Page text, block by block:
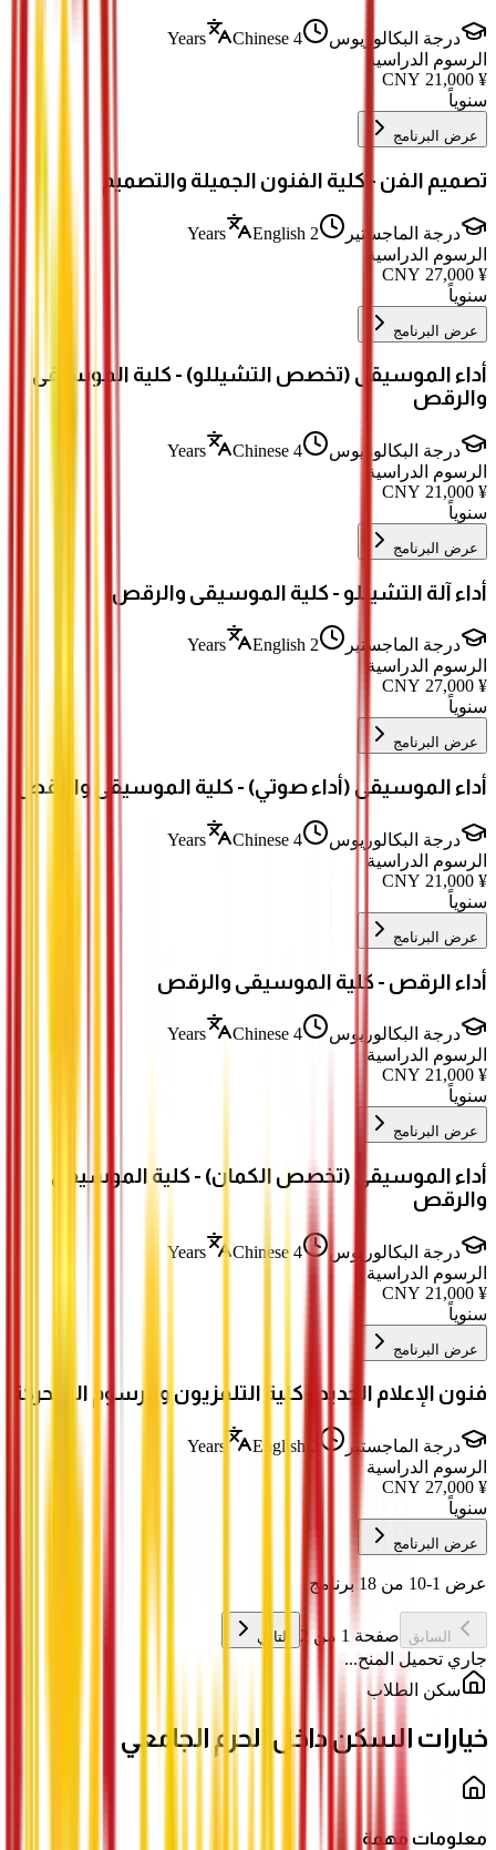
درجة البكالوريوس 4 Years
Chinese
الرسوم الدراسية
¥
21,000
سنوياً
عرض البرنامج
تصميم الفن - كلية الفنون الجميلة والتصميم
درجة الماجستير 2 Years
English
الرسوم الدراسية
¥
27,000
سنوياً
عرض البرنامج
أداء الموسيقى (تخصص التشيللو) - كلية الموسيقى
والرقص
درجة البكالوريوس 4 Years
Chinese
الرسوم الدراسية
¥
21,000
سنوياً
عرض البرنامج
أداء آلة التشيللو - كلية الموسيقى والرقص
درجة الماجستير 2 Years
English
الرسوم الدراسية
¥
27,000
سنوياً
عرض البرنامج
أداء الموسيقى (أداء صوتي) - كلية الموسيقى والرقص
درجة البكالوريوس 4 Years
Chinese
الرسوم الدراسية
¥
21,000
سنوياً
عرض البرنامج
أداء الرقص - كلية الموسيقى والرقص
درجة البكالوريوس 4 Years
Chinese
الرسوم الدراسية
¥
21,000
سنوياً
عرض البرنامج
أداء الموسيقى (تخصص الكمان) - كلية الموسيقى
والرقص
درجة البكالوريوس 4 Years
Chinese
الرسوم الدراسية
¥
21,000
سنوياً
عرض البرنامج
فنون الإعلام الجديد - كلية التلفزيون والرسوم المتحركة
درجة الماجستير
English
الرسوم الدراسية
¥
27,000
سنوياً
عرض البرنامج
عرض 1-10 من 18 برنامج
السابق صفحة 1 من 2 التالي
جاري تحميل المنح...
سكن الطلاب
خيارات السكن داخل الحرم الجامعي
معلومات مهمة